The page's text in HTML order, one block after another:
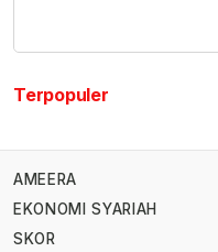
Terpopuler
AMEERA
EKONOMI SYARIAH
SKOR